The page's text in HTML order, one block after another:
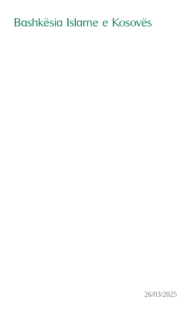
26/03/2025